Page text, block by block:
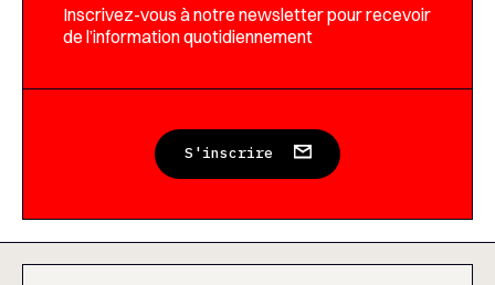
Inscrivez-vous à notre newsletter pour recevoir
de l’information quotidiennement
S'inscrire